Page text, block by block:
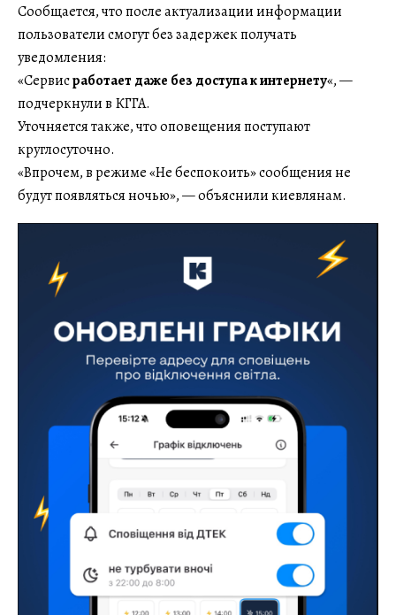
Сообщается, что после актуализации информации
пользователи смогут без задержек получать
уведомления:
«Сервисработает даже без доступа к интернету«, —
подчеркнули в КГГА.
Уточняется также, что оповещения поступают
круглосуточно.
«Впрочем, в режиме «Не беспокоить» сообщения не
будут появляться ночью», — объяснили киевлянам.